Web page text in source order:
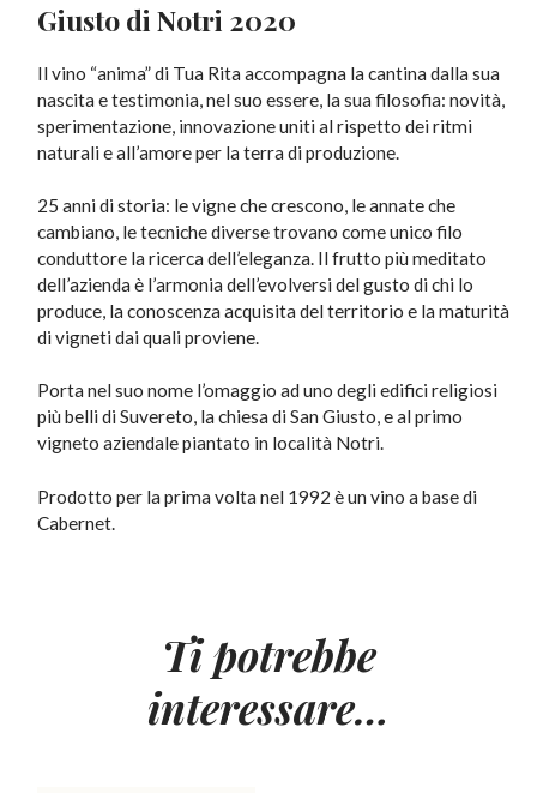
Giusto di Notri 2020
Il vino “anima” di Tua Rita accompagna la cantina dalla sua
nascita e testimonia, nel suo essere, la sua filosofia: novità,
sperimentazione, innovazione uniti al rispetto dei ritmi
naturali e all’amore per la terra di produzione.
25 anni di storia: le vigne che crescono, le annate che
cambiano, le tecniche diverse trovano come unico filo
conduttore la ricerca dell’eleganza. Il frutto più meditato
dell’azienda è l’armonia dell’evolversi del gusto di chi lo
produce, la conoscenza acquisita del territorio e la maturità
di vigneti dai quali proviene.
Porta nel suo nome l’omaggio ad uno degli edifici religiosi
più belli di Suvereto, la chiesa di San Giusto, e al primo
vigneto aziendale piantato in località Notri.
Prodotto per la prima volta nel 1992 è un vino a base di
Cabernet.
Ti potrebbe
interessare…